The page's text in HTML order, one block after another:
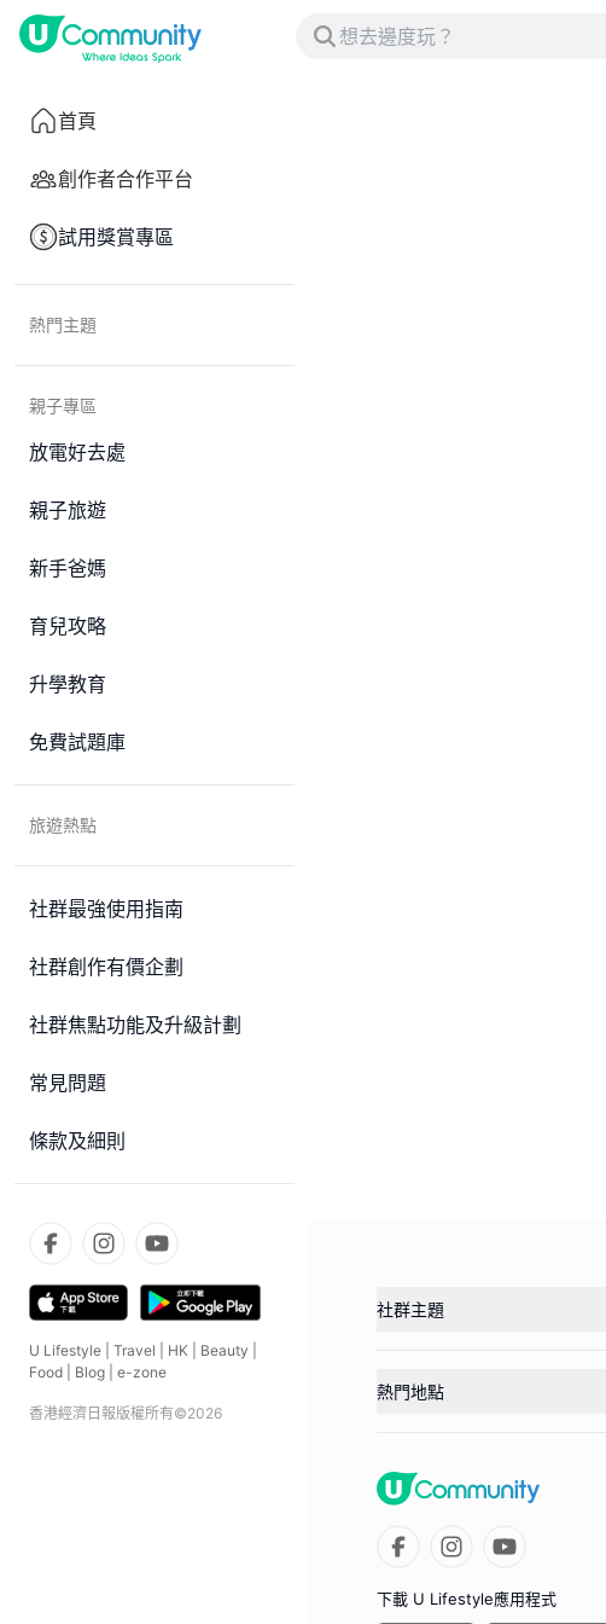
首頁
創作者合作平台
試用獎賞專區
熱門主題
親子專區
放電好去處
親子旅遊
新手爸媽
育兒攻略
升學教育
免費試題庫
旅遊熱點
社群最強使用指南
社群創作有價企劃
社群焦點功能及升級計劃
常見問題
條款及細則
U Lifestyle Travel HK Beauty
Food
Blog e-zone
香港經濟日報版權所有©2026
社群主題
熱門地點
下載 U Lifestyle應用程式